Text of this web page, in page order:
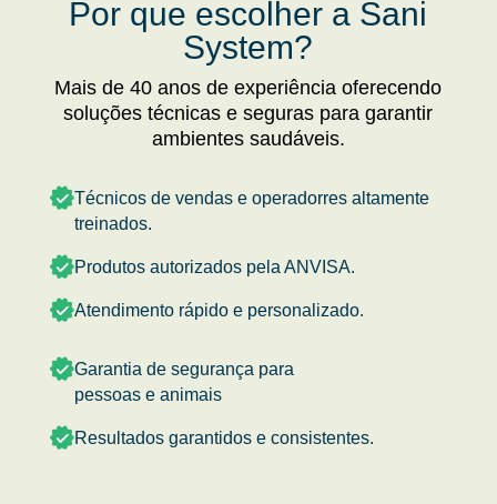
Por que escolher a Sani
System?
Mais de 40 anos de experiência oferecendo
soluções técnicas e seguras para garantir
ambientes saudáveis.
Técnicos de vendas e operadorres altamente
treinados.
Produtos autorizados pela ANVISA.
Atendimento rápido e personalizado.
Garantia de segurança para
pessoas e animais
Resultados garantidos e consistentes.